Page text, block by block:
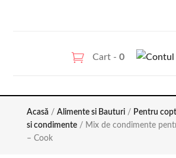
Cart - 0
Acasă/ Alimente si Bauturi/ Pentru
si condimente/ Mix de condimente
– Cook